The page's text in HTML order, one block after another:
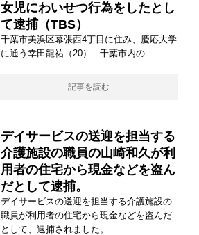
女児にわいせつ行為をしたとし
て逮捕（TBS）
千葉市美浜区幕張西4丁目に住み、慶応大学
に通う幸田龍祐（20） 千葉市内の
記事を読む
デイサービスの送迎を担当する
介護施設の職員の山崎和久が利
用者の住宅から現金などを盗ん
だとして逮捕。
デイサービスの送迎を担当する介護施設の
職員が利用者の住宅から現金などを盗んだ
として、逮捕されました。